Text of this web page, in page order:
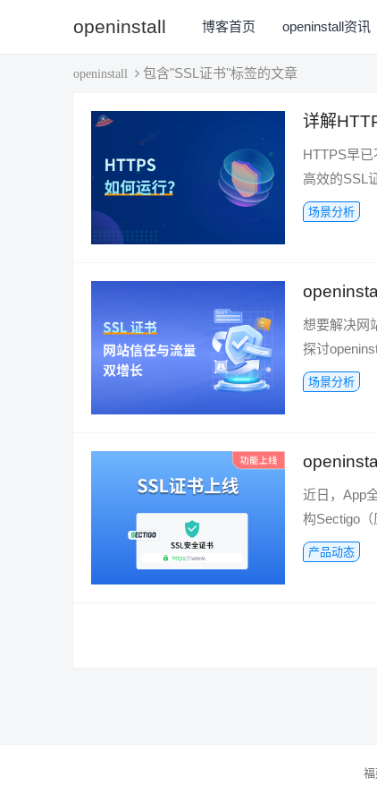
openinstall 博客首页 openinstall资讯
openinstall 包含"SSL证书"标签的文章
详解
HTTPS早
高效的SSL
场景分析
想要解决网
探讨
场景分析
近日，App
构Sectigo
产品动态